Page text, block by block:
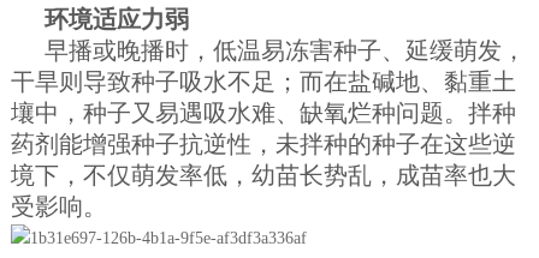
环境适应力弱
早播或晚播时，低温易冻害种子、延缓萌发，
干旱则导致种子吸水不足；而在盐碱地、黏重土
壤中，种子又易遇吸水难、缺氧烂种问题。拌种
药剂能增强种子抗逆性，未拌种的种子在这些逆
境下，不仅萌发率低，幼苗长势乱，成苗率也大
受影响。